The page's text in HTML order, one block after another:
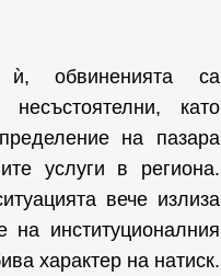
обвиненията са
като
на пазара
услуги в региона.
вече излиза
на институционалния
характер на натиск.